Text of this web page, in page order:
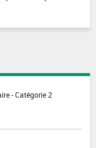
- Catégorie 2